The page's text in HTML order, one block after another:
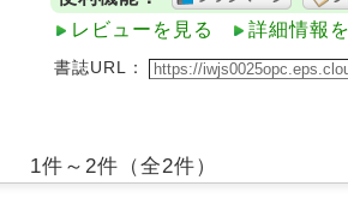
レビューを見る
詳細情報
書誌URL：
1件～2件（全2件）